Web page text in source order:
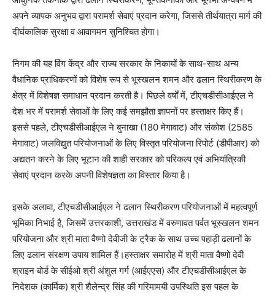
अपने व्यापक अनुभव द्वारा परामर्श सेवाएं प्रदान करेगा, जिससे तीर्थयात्रा मार्ग की
दीर्घकालिक सुरक्षा व आवागमन सुनिश्चित होगा।
निगम की यह विंग केंद्र और राज्य सरकार के निकायों के साथ-साथ अन्य
वैधानिक प्राधिकरणों को विशेष रूप से भूस्खलन शमन और ढलान स्थिरीकरण के
क्षेत्र में विशेषज्ञ समाधान प्रदान करती है। पिछले वर्षों में, टीएचडीसीआईएल ने
देश भर में परामर्श सेवाओं के लिए कई समझौता ज्ञापनों पर हस्ताक्षर किए हैं।
इससे पहले, टीएचडीसीआईएल ने बुनाखा (180 मेगावाट) और संकोश (2585
मेगावाट) जलविद्युत परियोजनाओं के लिए विस्तृत परियोजना रिपोर्ट (डीपीआर) को
अद्यतन करने के लिए भूटान की शाही सरकार को परिकल्प एवं अभियांत्रिकी
सेवाएं प्रदान करके अपनी विशेषज्ञता का विस्तार किया है।
इसके अलावा, टीएचडीसीआईएल ने ढलान स्थिरीकरण परियोजनाओं में महत्वपूर्ण
भूमिका निभाई है, जिसमें उत्तरकाशी, उत्तराखंड में वरुणावत पर्वत भूस्खलन शमन
परियोजना और श्री माता वैष्णो देवीजी के ट्रैक के साथ उच्च पहाड़ी ढलानों के
लिए ढलान संरक्षण उपाय शामिल हैं।हस्ताक्षर समारोह में श्री माता वैष्णो देवी
श्राइन बोर्ड के सीईओ श्री अंशुल गर्ग (आईएएस) और टीएचडीसीआईएल के
निदेशक (कार्मिक) श्री शैलेन्द्र सिंह की गरिमामयी उपस्थिति इस पहल के